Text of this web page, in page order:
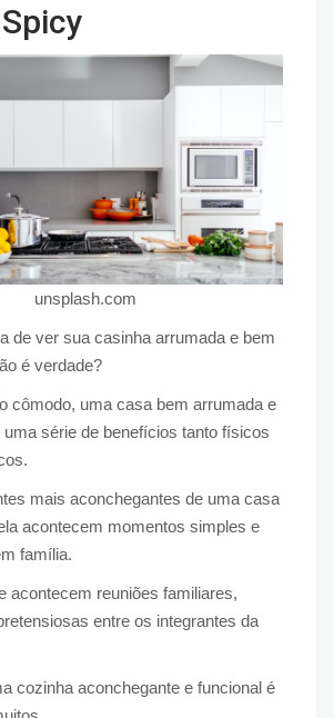
unsplash.com
de ver sua casinha arrumada e bem
é verdade?
cômodo, uma casa bem arrumada e
série de benefícios tanto físicos
mais aconchegantes de uma casa
acontecem momentos simples e
família.
acontecem reuniões familiares,
entre os integrantes da
cozinha aconchegante e funcional é